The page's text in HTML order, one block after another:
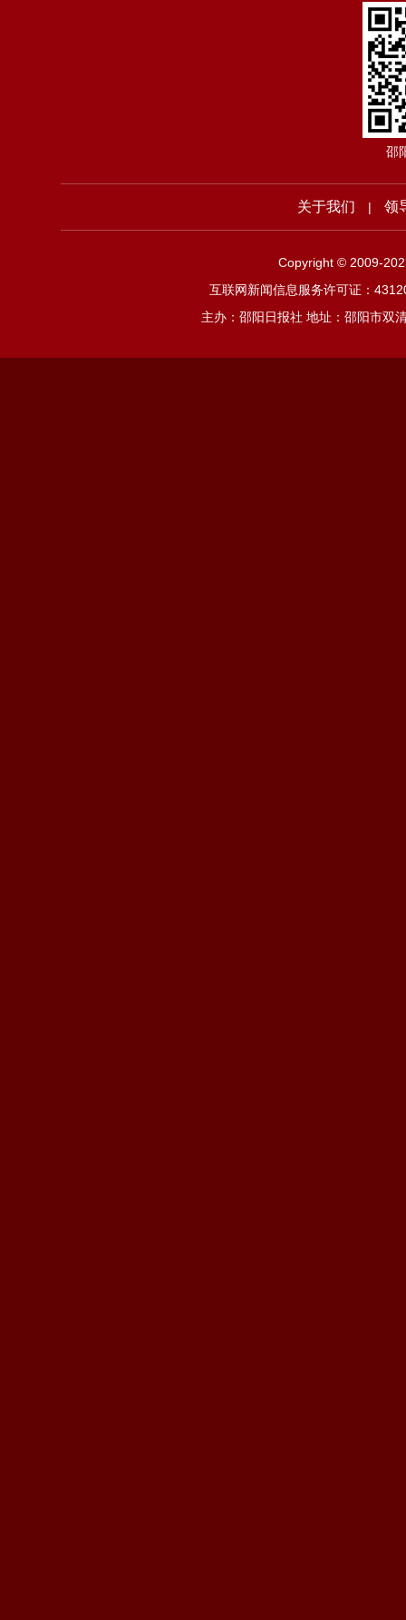
邵
关于我们 | 领
Copyright © 2009-
互联网新闻信息服务许可证：
主办：邵阳日报社 地址：邵阳市双